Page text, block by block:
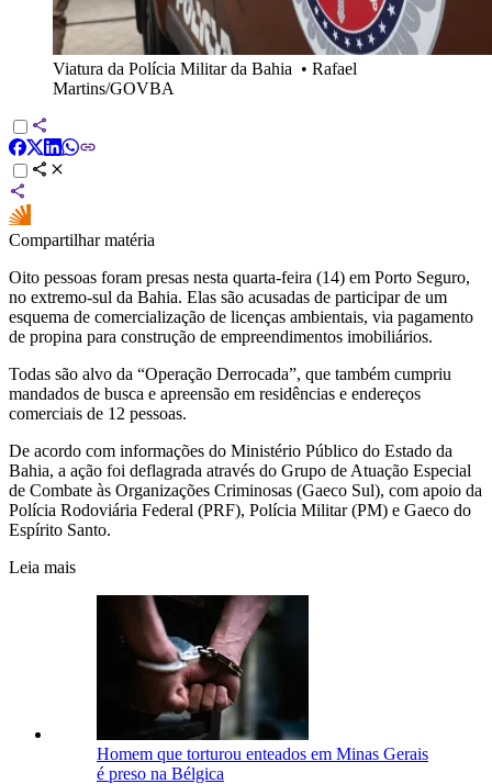
Viatura da Polícia Militar da Bahia • Rafael
Martins/GOVBA
Compartilhar matéria
Oito pessoas foram presas nesta quarta-feira (14) em Porto Seguro,
no extremo-sul da Bahia. Elas são acusadas de participar de um
esquema de comercialização de licenças ambientais, via pagamento
de propina para construção de empreendimentos imobiliários.
Todas são alvo da “Operação Derrocada”, que também cumpriu
mandados de busca e apreensão em residências e endereços
comerciais de 12 pessoas.
De acordo com informações do Ministério Público do Estado da
Bahia, a ação foi deflagrada através do Grupo de Atuação Especial
de Combate às Organizações Criminosas (Gaeco Sul), com apoio da
Polícia Rodoviária Federal (PRF), Polícia Militar (PM) e Gaeco do
Espírito Santo.
Leia mais
Homem que torturou enteados em Minas Gerais
é preso na Bélgica